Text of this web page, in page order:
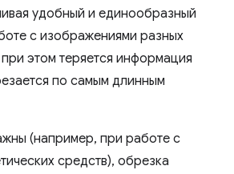
удобный и единообразный
с изображениями разных
этом теряется информация
по самым длинным
(например, при работе с
средств), обрезка